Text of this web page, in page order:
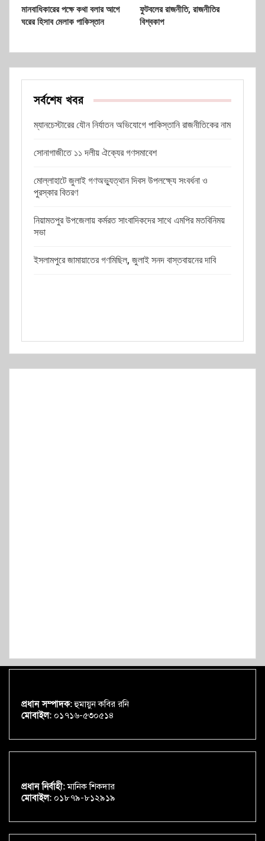
মানবাধিকারের পক্ষে কথা বলার আগে
ঘরের হিসাব মেলাক পাকিস্তান
ফুটবলের রাজনীতি, রাজনীতির
বিশ্বকাপ
সর্বশেষ খবর
ম্যানচেস্টারের যৌন নির্যাতন অভিযোগে পাকিস্তানি রাজনীতিকের নাম
সোনাগাজীতে ১১ দলীয় ঐক্যের গণসমাবেশ
মোল্লাহাটে জুলাই গণঅভ্যুত্থান দিবস উপলক্ষ্যে সংবর্ধনা ও
পুরস্কার বিতরণ
নিয়ামতপুর উপজেলায় কর্মরত সাংবাদিকদের সাথে এমপির মতবিনিময়
সভা
ইসলামপুরে জামায়াতের গণমিছিল, জুলাই সনদ বাস্তবায়নের দাবি
প্রধান সম্পাদক:হুমায়ুন কবির রনি
মোবাইল: ০১৭১৬-৫৩০৫১৪
প্রধান নির্বাহী:মানিক শিকদার
মোবাইল: ০১৮৭৯-৮১২৯১৯